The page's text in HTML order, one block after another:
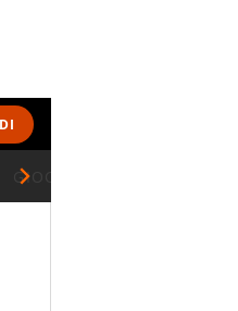
GIOCATORI SERIE A